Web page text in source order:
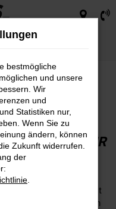
WAHL FÜR
kann kein Zweifel
dieses Herstellers seit
und sich im alltäglichen
bestmögliche
und unsere
Wir
und
Statistiken nur,
Wenn Sie zu
ändern, können
Zukunft widerrufen.
der